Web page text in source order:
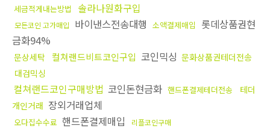
세금적게내는방법 솔라나원화구입
모든코인 고가매입 바이낸스전송대행 소액결제매입
롯데상품권현
금화94%
문상세탁 컬쳐랜드비트코인구입 코인믹싱 문화상품권테더전송
대검믹싱
컬쳐랜드코인구매방법 코인돈현금화 핸드폰결제테더전송
테더
개인거래 장외거래업체
오다집수수료 핸드폰결제매입 리플코인구매